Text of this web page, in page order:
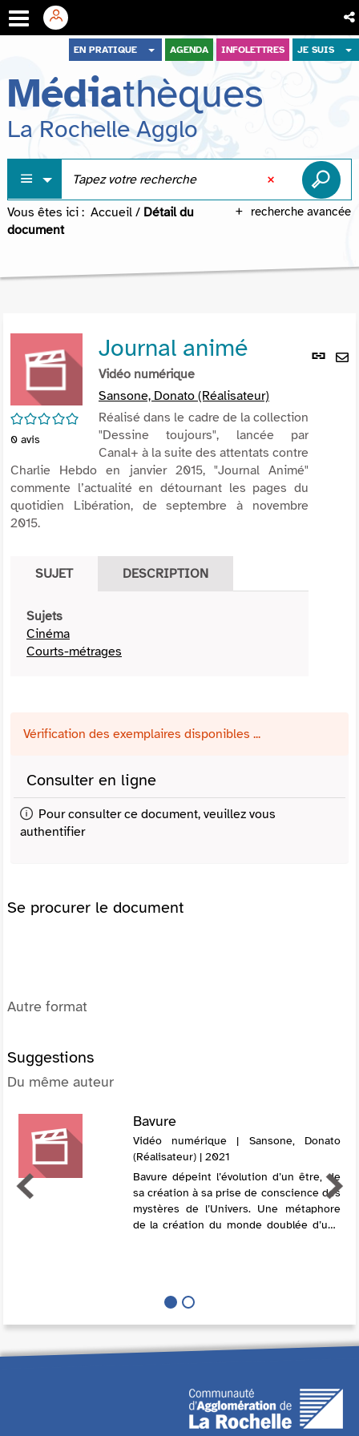
menu
contenu
recherche
EN PRATIQUE AGENDA INFOLETTRES JE SUIS
Médiathèques
La Rochelle Agglo
recherche avancée
Vous êtes ici : Accueil / Détail du
document
Lien
/5
0 avis
Journal animé
Vidéo numérique
Sansone, Donato (Réalisateur)
Réalisé dans le cadre de la collection
"Dessine toujours", lancée par
Canal+ à la suite des attentats contre
Charlie Hebdo en janvier 2015, "Journal Animé"
commente l’actualité en détournant les pages du
quotidien Libération, de septembre à novembre
2015.
SUJET DESCRIPTION
Sujets
Cinéma
Courts-métrages
Vérification des exemplaires disponibles ...
Consulter en ligne
Pour consulter ce document, veuillez vous
authentifier
Se procurer le document
Autre format
Suggestions
Du même auteur
Bavure
Vidéo numérique | Sansone, Donato
(Réalisateur) | 2021
Bavure dépeint l’évolution d’un être, de
sa création à sa prise de conscience des
mystères de l’Univers. Une métaphore
de la création du monde doublée d’une